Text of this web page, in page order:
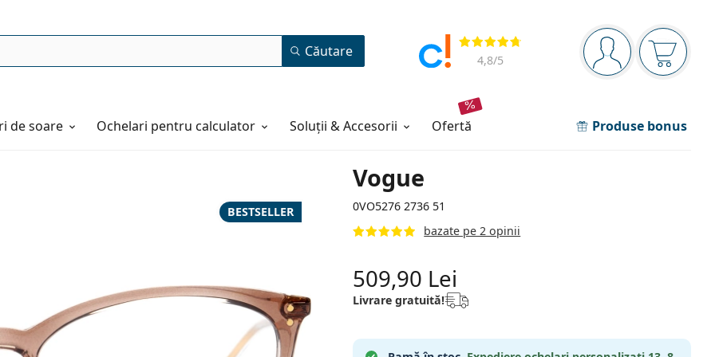
Panou de navigare
Sunteți logat
Coșul
Opinii
4,8/5
Căutare
de soare Ochelari pentru calculator Soluții & Accesorii ofertă Produse bonus
Vogue
0VO5276 2736 51
bazate pe 2 opinii
BESTSELLER
509,90 Lei
Livrare gratuită!